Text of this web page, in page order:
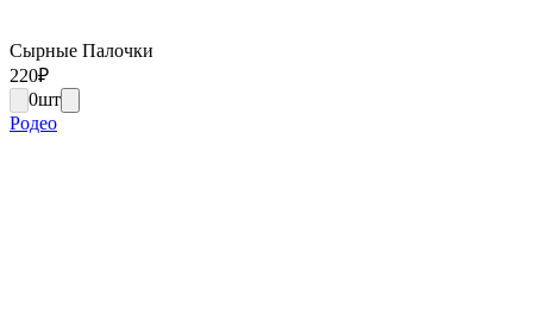
Сырные Палочки
220₽
0шт
Родео